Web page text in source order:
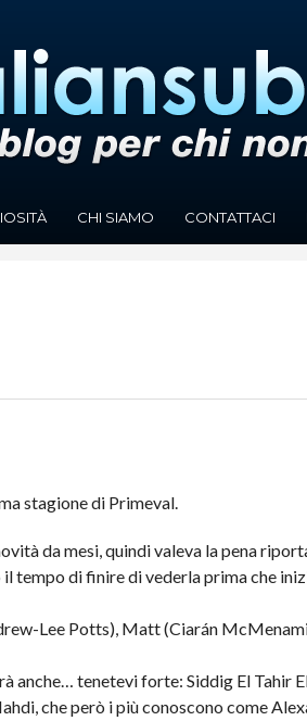
CHI SIAMO CONTATTACI
stagione di Primeval.
da mesi, quindi valeva la pena
tempo di finire di vederla prima che
Lee Potts), Matt (Ciarán
anche… tenetevi forte: Siddig El Tahir
che però i più conoscono come